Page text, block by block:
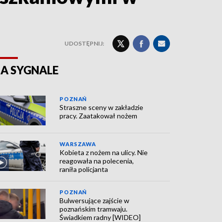
UDOSTĘPNIJ:
SYGNALE
POZNAŃ
Straszne sceny w zakładzie
pracy. Zaatakował nożem
WARSZAWA
Kobieta z nożem na ulicy. Nie
reagowała na polecenia,
raniła policjanta
POZNAŃ
Bulwersujące zajście w
poznańskim tramwaju.
Świadkiem radny [WIDEO]